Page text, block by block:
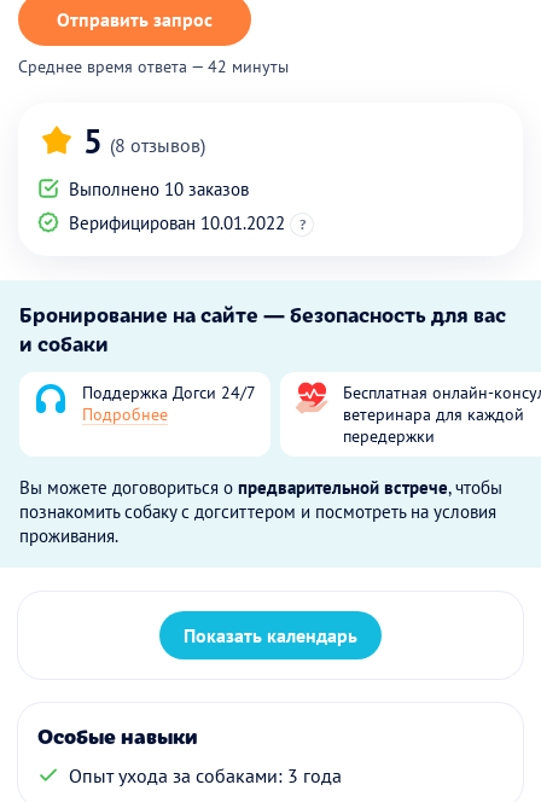
Отправить запрос
Среднее время ответа — 42 минуты
5 (8 отзывов)
Выполнено 10 заказов
Верифицирован 10.01.2022
?
Бронирование на сайте — безопасность для вас
и собаки
Поддержка Догси 24/7
Подробнее
Бесплатная онлайн-
ветеринара для каждой
передержки
Вы можете договориться о предварительной встрече, чтобы
познакомить собаку с догситтером и посмотреть на условия
проживания.
Показать календарь
Особые навыки
Опыт ухода за собаками: 3 года